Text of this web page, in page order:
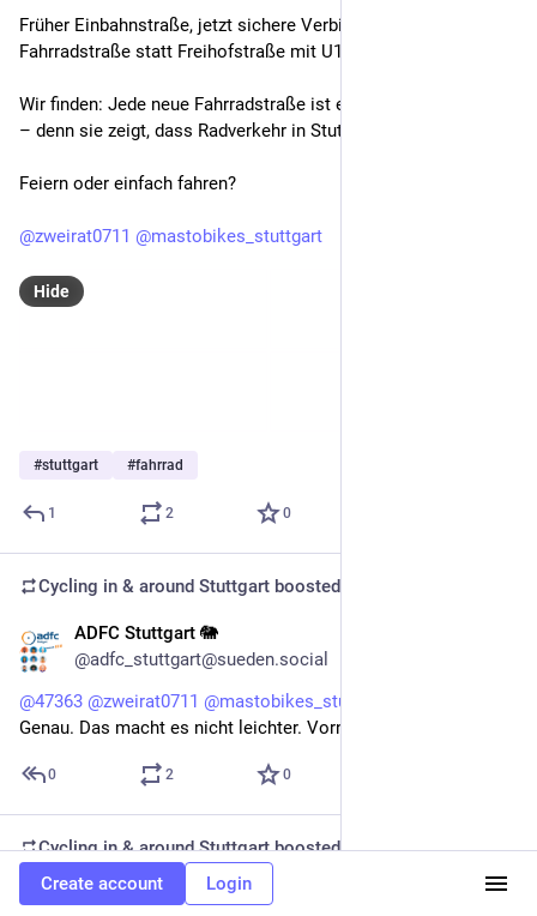
Früher Einbahnstraße, jetzt sichere Verbindung als
Fahrradstraße statt Freihofstraße mit U15.
Wir finden: Jede neue Fahrradstraße ist ein Grund zum Feiern
– denn sie zeigt, dass Radverkehr in Stuttgart sichtbar wird!
Feiern oder einfach fahren?
@zweirat0711 @mastobikes_stuttgart
Hide
#stuttgart #fahrrad
1 2 0
Cycling in & around Stuttgart boosted
ADFC Stuttgart 🐘
@adfc_stuttgart@sueden.social
@47363 @zweirat0711 @mastobikes_stuttgart
Genau. Das macht es nicht leichter. Vorne kommt ein 🚳.
0 2 0
Cycling in & around Stuttgartboosted
Oct 21, 2025
ADFC Stuttgart 🐘
Create account Login